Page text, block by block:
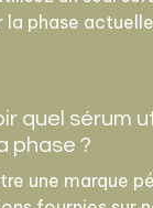
la phase
quel sérum
phase ?
une marque